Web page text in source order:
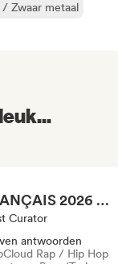
/ Zwaar metaal
RAP FRANÇAIS 2026 🔥🇫🇷 (Way Records)
Curator
antwoorden
Cloud Rap / Hip Hop